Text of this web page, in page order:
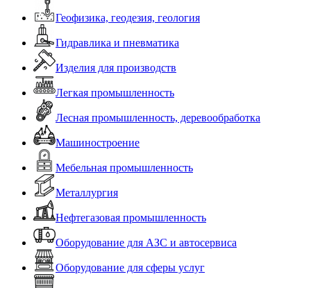
Геофизика, геодезия, геология
Гидравлика и пневматика
Изделия для производств
Легкая промышленность
Лесная промышленность, деревообработка
Машиностроение
Мебельная промышленность
Металлургия
Нефтегазовая промышленность
Оборудование для АЗС и автосервиса
Оборудование для сферы услуг